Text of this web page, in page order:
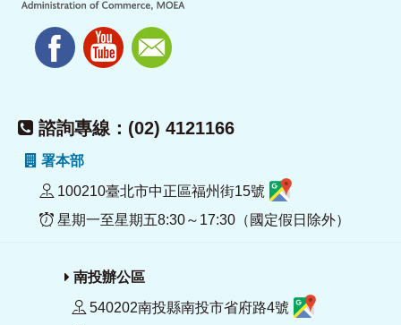
諮詢專線：(02) 4121166
署本部
100210臺北市中正區福州街15號
星期一至星期五8:30～17:30（國定假日除外）
南投辦公區
540202南投縣南投市省府路4號